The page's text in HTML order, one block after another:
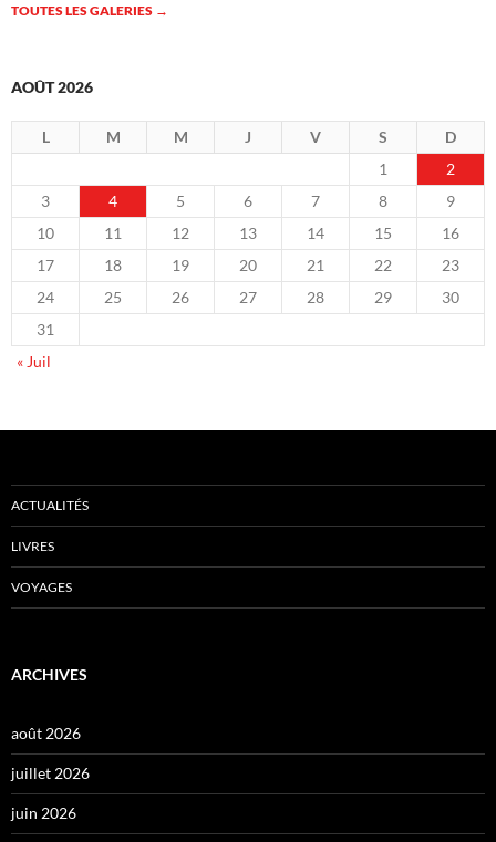
TOUTES LES GALERIES →
AOÛT 2026
L M M J V S
D
1
2
3
4 5 6 7 8
9
10
11 12 13 14 15
16
17
18 19 20 21 22
23
24
25 26 27 28 29
30
31
« Juil
ACTUALITÉS
LIVRES
VOYAGES
ARCHIVES
août 2026
juillet 2026
juin 2026